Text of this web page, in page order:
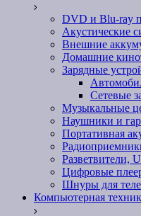
DVD и Blu-ray
Акустические
Внешние
Домашние
Зарядные
Сетевые
Музыкальные
Наушники и
Портативная
Разветвители,
Цифровые
Шнуры для
Компьютерная